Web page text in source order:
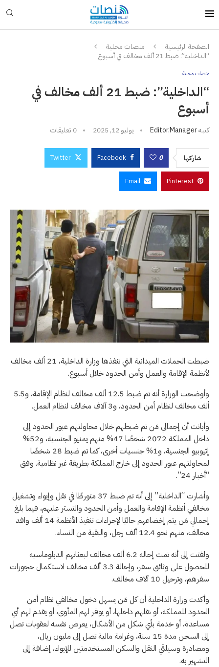
الصفحة الرئيسية
منصات محلية
“الداخلية”: ضبط 21 ألف مخالف في أسبوع
منصات محلية
“الداخلية”: ضبط 21 ألف مخالف في
أسبوع
كتبهEditor.manager يوليو 12, 2025 0 تعليقات
شاركها 0
Facebook
Twitter
Pinterest
Email
ضبطت الحملات الميدانية التي تنفذها وزارة الداخلية، 21 ألف مخالف
لأنظمة الإقامة والعمل وأمن الحدود خلال أسبوع.
وأوضحت الوزارة أنه تم ضبط 12.5 ألف مخالف لنظام الإقامة، و5.5
ألف مخالف لنظام أمن الحدود، و3 آلاف مخالف لنظام العمل.
وأبانت أن إجمالي مَن تم ضبطهم خلال محاولتهم عبور الحدود إلى
داخل المملكة 2072 شخصًا 47% منهم يمنيو الجنسية، و52%
إثيوبيو الجنسية، و1% جنسيات أخرى، كما تم ضبط 28 شخصًا
لمحاولتهم عبور الحدود إلى خارج المملكة بطريقة غير نظامية. وفق
“أخبار 24”.
وأشارت “الداخلية” إلى أنه تم ضبط 37 متورطًا في نقل وإيواء وتشغيل
مخالفي أنظمة الإقامة والعمل وأمن الحدود والتستر عليهم، فيما بلغ
إجمالي مَن يتم إخضاعهم حاليًا لإجراءات تنفيذ الأنظمة 14 ألف وافد
مخالف، منهم نحو 12.4 ألف رجل، والبقية من النساء.
ولفتت إلى أنه تمت إحالة 6.2 ألف مخالف لبعثاتهم الدبلوماسية
للحصول على وثائق سفر، وإحالة 3.3 ألف مخالف لاستكمال حجوزات
سفرهم، وترحيل 10 آلاف مخالف.
وأكدت وزارة الداخلية أن كل مَن يسهل دخول مخالفي نظام أمن
الحدود للمملكة، أو نقلهم داخلها، أو يوفر لهم المأوى، أو يقدم لهم أي
مساعدة، أو خدمة بأي شكل من الأشكال، يعرض نفسه لعقوبات تصل
إلى السجن مدة 15 سنة، وغرامة مالية تصل إلى مليون ريال،
ومصادرة وسيلتَي النقل والسكن المستخدمتين للإيواء، إضافة إلى
التشهير به.